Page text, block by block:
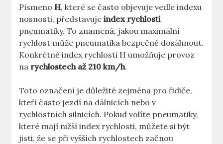
PísmenoH, které se často objevuje vedle indexu
nosnosti, představujeindex rychlosti
pneumatiky. To znamená, jakou maximální
rychlost může pneumatika bezpečně dosáhnout.
Konkrétně index rychlosti H umožňuje provoz
na rychlostech až 210 km/h.
Toto označení je důležité zejména pro řidiče,
kteří často jezdí na dálnicích nebo v
rychlostních silnicích. Pokud volíte pneumatiky,
které mají nižší index rychlosti, můžete si být
jisti, že se při vyšších rychlostech začnou